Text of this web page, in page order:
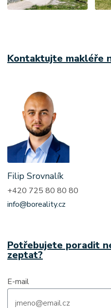
Kontaktujte makléře
Filip Srovnalík
+420 725 80 80 80
info@boreality.cz
Potřebujete poradit
zeptat?
E-mail